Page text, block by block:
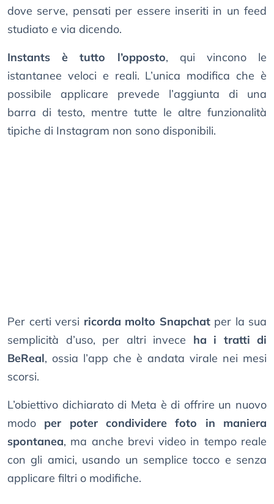
dove serve, pensati per essere inseriti in un feed
studiato e via dicendo.
Instants è tutto l’opposto, qui vincono le
istantanee veloci e reali. L’unica modifica che è
possibile applicare prevede l’aggiunta di una
barra di testo, mentre tutte le altre funzionalità
tipiche di Instagram non sono disponibili.
Per certi versi ricorda molto Snapchatper la sua
semplicità d’uso, per altri invece ha i tratti di
BeReal, ossia l’app che è andata virale nei mesi
scorsi.
L’obiettivo dichiarato di Meta è di offrire un nuovo
modo per poter condividere foto in maniera
spontanea, ma anche brevi video in tempo reale
con gli amici, usando un semplice tocco e senza
applicare filtri o modifiche.